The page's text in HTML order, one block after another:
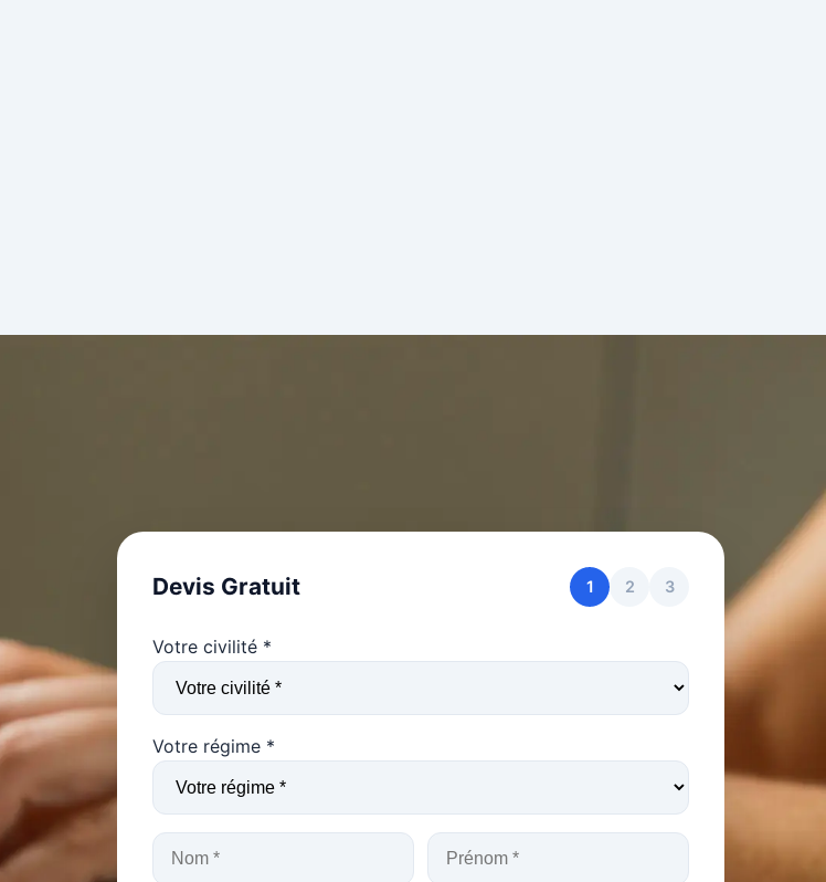
Devis Gratuit 1 2 3
Votre civilité *
Votre régime *